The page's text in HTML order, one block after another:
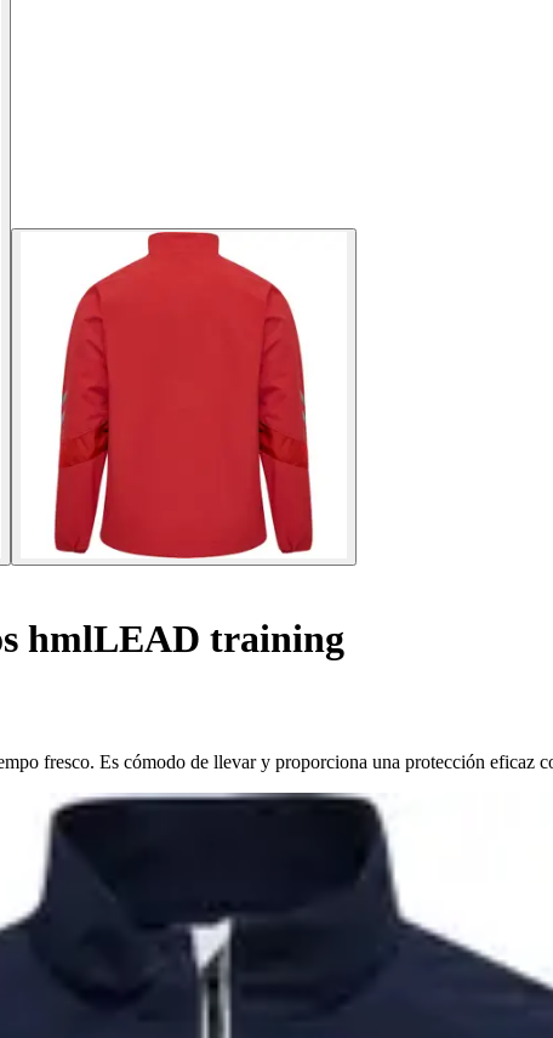
hmlLEAD training
fresco. Es cómodo de llevar y proporciona una protección eficaz